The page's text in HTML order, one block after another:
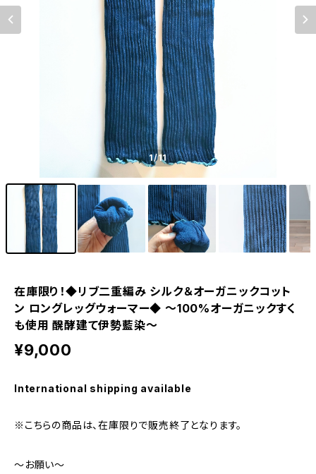
1/11
在庫限り！◆リブ二重編み シルク＆オーガニックコット
ン ロングレッグウォーマー◆ ～100%オーガニックすく
も使用 醗酵建て伊勢藍染～
¥9,000
International shipping available
※こちらの商品は、在庫限りで販売終了となります。
～お願い～